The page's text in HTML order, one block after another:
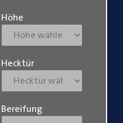
Höhe
Hecktür
Bereifung